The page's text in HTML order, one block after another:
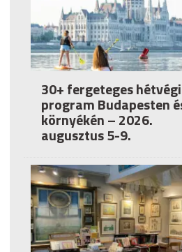
30+ fergeteges hétvégi
program Budapesten
környékén – 2026.
augusztus 5-9.